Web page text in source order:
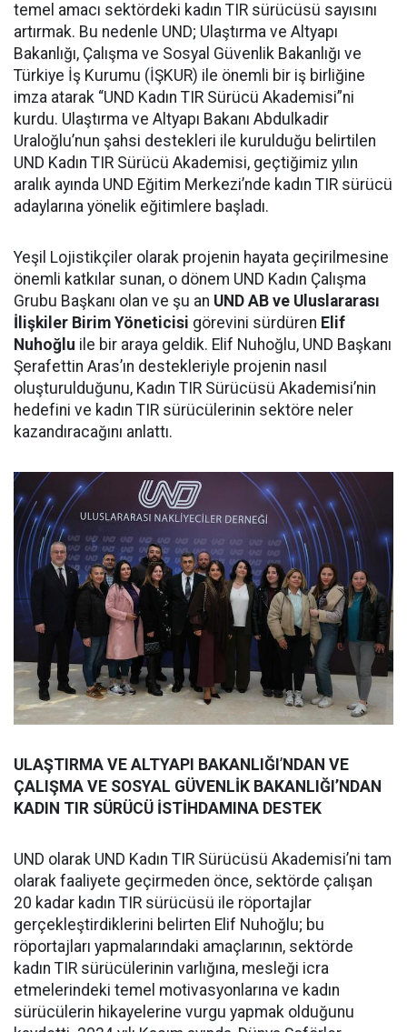
temel amacı sektördeki kadın TIR sürücüsü sayısını
artırmak. Bu nedenle UND; Ulaştırma ve Altyapı
Bakanlığı, Çalışma ve Sosyal Güvenlik Bakanlığı ve
Türkiye İş Kurumu (İŞKUR) ile önemli bir iş birliğine
imza atarak “UND Kadın TIR Sürücü Akademisi”ni
kurdu. Ulaştırma ve Altyapı Bakanı Abdulkadir
Uraloğlu’nun şahsi destekleri ile kurulduğu belirtilen
UND Kadın TIR Sürücü Akademisi, geçtiğimiz yılın
aralık ayında UND Eğitim Merkezi’nde kadın TIR sürücü
adaylarına yönelik eğitimlere başladı.
Yeşil Lojistikçiler olarak projenin hayata geçirilmesine
önemli katkılar sunan, o dönem UND Kadın Çalışma
Grubu Başkanı olan ve şu an UND AB ve Uluslararası
İlişkiler Birim Yöneticisi görevini sürdüren Elif
Nuhoğlu ile bir araya geldik. Elif Nuhoğlu, UND Başkanı
Şerafettin Aras’ın destekleriyle projenin nasıl
oluşturulduğunu, Kadın TIR Sürücüsü Akademisi’nin
hedefini ve kadın TIR sürücülerinin sektöre neler
kazandıracağını anlattı.
ULAŞTIRMA VE ALTYAPI BAKANLIĞI ’NDAN VE
ÇALIŞMA VE SOSYAL GÜVENLİK BAKANLIĞI’NDAN
KADIN TIR SÜRÜCÜ İSTİHDAMINA DESTEK
UND olarak UND Kadın TIR Sürücüsü Akademisi’ni tam
olarak faaliyete geçirmeden önce, sektörde çalışan
20 kadar kadın TIR sürücüsü ile röportajlar
gerçekleştirdiklerini belirten Elif Nuhoğlu; bu
röportajları yapmalarındaki amaçlarının, sektörde
kadın TIR sürücülerinin varlığına, mesleği icra
etmelerindeki temel motivasyonlarına ve kadın
sürücülerin hikayelerine vurgu yapmak olduğunu